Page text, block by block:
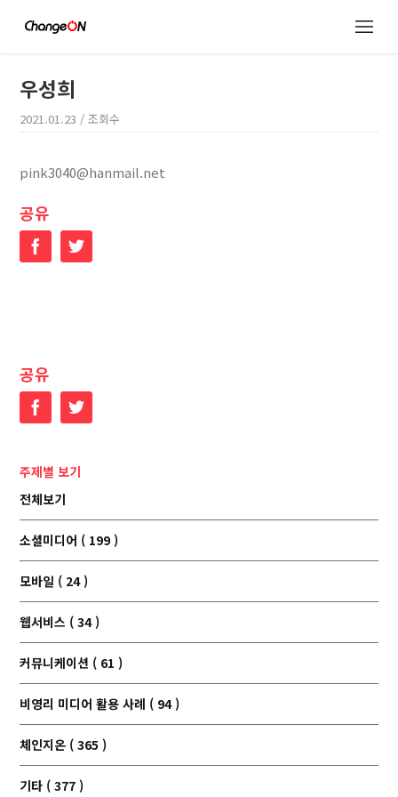
우성희
2021.01.23 / 조회수
pink3040@hanmail.net
공유
FacebookTwitter
공유
FacebookTwitter
주제별 보기
전체보기
소셜미디어 ( 199 )
모바일 ( 24 )
웹서비스 ( 34 )
커뮤니케이션 ( 61 )
비영리 미디어 활용 사례 ( 94 )
체인지온 ( 365 )
기타 ( 377 )